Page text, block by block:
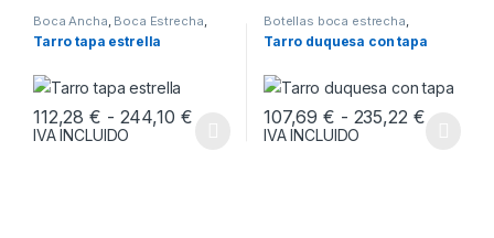
Boca Ancha Boca Estrecha
Tarro tapa estrella
112,28€ - 244,10 €Rango de precios: desde 112,28 €
IVA INCLUIDO
Este producto tiene múltiples variantes. Las opciones se
Botellas boca estrecha
ENVASES
Tarros Boca ancha
Tarro duquesa con tapa
107,69€ - 235,22 €Rango
IVA INCLUIDO
Este producto tiene múltiples